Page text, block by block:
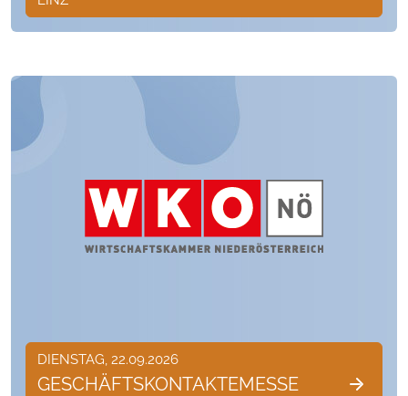
DIENSTAG, 22.09.2026
GESCHÄFTSKONTAKTEMESSE